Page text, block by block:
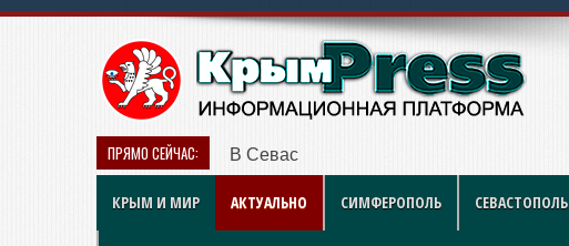
ПРЯМО СЕЙЧАС: В Севастополе идут проверки укрытий
КРЫМ И МИР АКТУАЛЬНО СИМФЕРОПОЛЬ СЕВАСТОПОЛЬ